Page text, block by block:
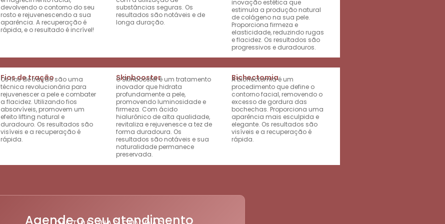
devolvendo o contorno do seu
rosto e rejuvenescendo a sua
aparência. A recuperação é
rápida, e o resultado é incrível!
substâncias seguras. Os
resultados são notáveis e de
longa duração.
inovação estética que
estimula a produção natural
de colágeno na sua pele.
Proporciona firmeza e
elasticidade, reduzindo rugas
e flacidez. Os resultados são
progressivos e duradouros.
Fios de tração
Os fios de tração são uma
técnica revolucionária para
rejuvenescer a pele e combater
a flacidez. Utilizando fios
absorvíveis, promovem um
efeito lifting natural e
duradouro. Os resultados são
visíveis e a recuperação é
rápida.
Skinbooster
O Skinbooster é um tratamento
inovador que hidrata
profundamente a pele,
promovendo luminosidade e
firmeza. Com ácido
hialurônico de alta qualidade,
revitaliza e rejuvenesce a tez de
forma duradoura. Os
resultados são notáveis e sua
naturalidade permanece
preservada.
Bichectomia
A bichectomia é um
procedimento que define o
contorno facial, removendo o
excesso de gordura das
bochechas. Proporciona uma
aparência mais esculpida e
elegante. Os resultados são
visíveis e a recuperação é
rápida.
Agende o seu atendimento